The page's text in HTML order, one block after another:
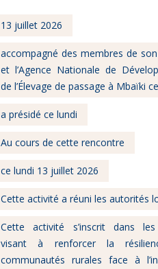
13 juillet 2026
accompagné des membres de
et l’Agence Nationale de
de l’Élevage de passage à Mbaïki
a présidé ce lundi
Au cours de cette rencontre
ce lundi 13 juillet 2026
Cette activité a réuni les autorités
Cette activité s’inscrit dans
visant à renforcer la
communautés rurales face à